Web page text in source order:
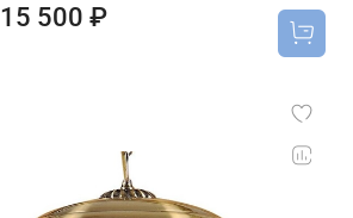
15 500 ₽